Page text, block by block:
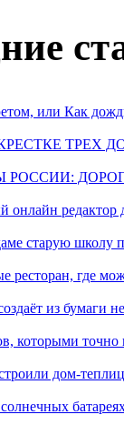
или Как
ТРЕХ
РОССИИ:
онлайн редактор
старую школу
ресторан, где
из бумаги
которыми
дом-